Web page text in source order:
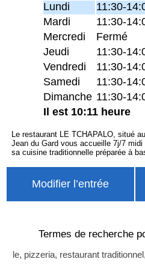
Lundi
11:30-
Mardi
11:30-
Mercredi
Fermé
Jeudi
11:30-
Vendredi
11:30-
Samedi
11:30-
Dimanche 11:30-
Il est 10:11 heure
Le restaurant LE TCHAPALO, situé
Jean du Gard vous accueille 7j/7
sa cuisine traditionnelle préparée à
Modifier l’entrée
Termes de recherche
le, pizzeria, restaurant